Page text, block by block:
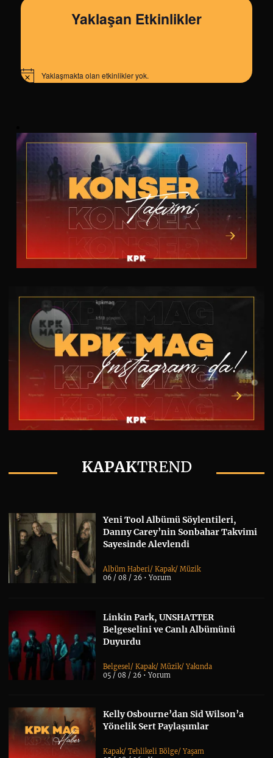
Yaklaşan Etkinlikler
Notice Yaklaşmakta olan etkinlikler yok.
KAPAKTREND
Yeni Tool Albümü Söylentileri,
Danny Carey’nin Sonbahar Takvimi
Sayesinde Alevlendi
Albüm Haberi/Kapak/Müzik
06 / 08 / 26 •Yorum
Linkin Park, UNSHATTER
Belgeselini ve Canlı Albümünü
Duyurdu
Belgesel /Kapak/Müzik/Yakında
05 / 08 / 26 •Yorum
Kelly Osbourne’dan Sid Wilson’a
Yönelik Sert Paylaşımlar
Kapak/Tehlikeli Bölge/Yaşam